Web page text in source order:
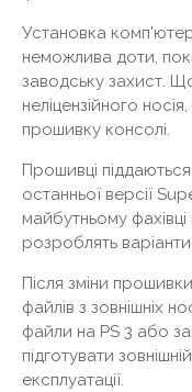
Установка
неможлива доти,
заводську захист.
неліцензійного
прошивку консолі.
Прошивці
останньої версії
майбутньому
розроблять варіанти
Після зміни
файлів з зовнішніх
файли на PS 3 або
підготувати
експлуатації.